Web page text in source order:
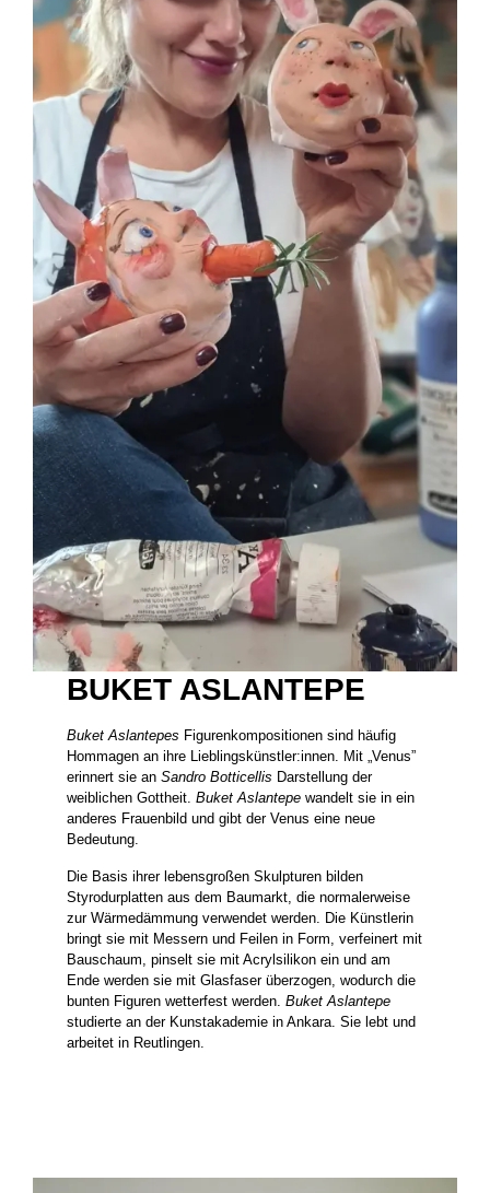
BUKET ASLANTEPE
Buket Aslantepes Figurenkompositionen sind häufig
Hommagen an ihre Lieblingskünstler:innen. Mit „Venus”
erinnert sie anSandro Botticellis Darstellung der
weiblichen Gottheit.Buket Aslantepewandelt sie in ein
anderes Frauenbild und gibt der Venus eine neue
Bedeutung.
Die Basis ihrer lebensgroßen Skulpturen bilden
Styrodurplatten aus dem Baumarkt, die normalerweise
zur Wärmedämmung verwendet werden. Die Künstlerin
bringt sie mit Messern und Feilen in Form, verfeinert mit
Bauschaum, pinselt sie mit Acrylsilikon ein und am
Ende werden sie mit Glasfaser überzogen, wodurch die
bunten Figuren wetterfest werden.Buket Aslantepe
studierte an der Kunstakademie in Ankara. Sie lebt und
arbeitet in Reutlingen.